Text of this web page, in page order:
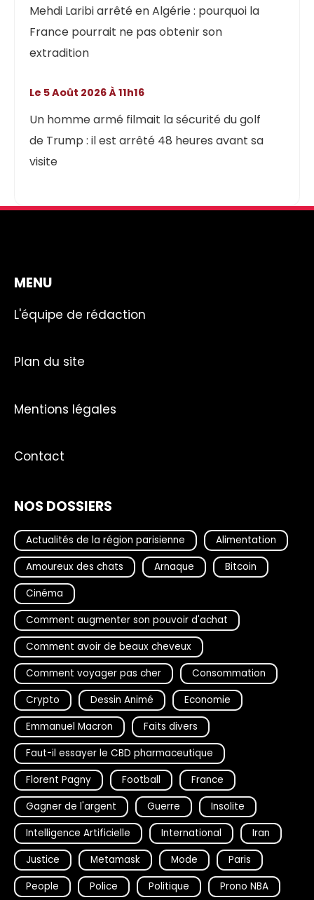
Mehdi Laribi arrêté en Algérie : pourquoi la
France pourrait ne pas obtenir son
extradition
Un homme armé filmait la sécurité du golf
de Trump : il est arrêté 48 heures avant sa
visite
Le 5 Août 2026 À 11h16
MENU
L'équipe de rédaction
Plan du site
Mentions légales
Contact
NOS DOSSIERS
Actualités de la région parisienne
Alimentation
Amoureux des chats
Arnaque
Bitcoin
Cinéma
Comment augmenter son pouvoir d'achat
Comment avoir de beaux cheveux
Comment voyager pas cher
Consommation
Crypto
Dessin Animé
Economie
Emmanuel Macron
Faits divers
Faut-il essayer le CBD pharmaceutique
Florent Pagny
Football
France
Gagner de l'argent
Guerre
Insolite
Intelligence Artificielle
International
Iran
Justice
Metamask Mode
Paris
People
Police Politique Prono NBA